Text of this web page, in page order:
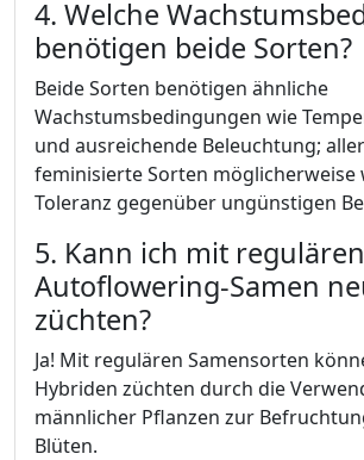
4. Welche
benötigen beide Sorten?
Beide Sorten benötigen ähnliche
Wachstumsbedingungen wie
und ausreichende Beleuchtung;
feminisierte Sorten möglicherweise
Toleranz gegenüber ungünstigen
5. Kann ich mit regulären
Autoflowering-Samen
züchten?
Ja! Mit regulären Samensorten
Hybriden züchten durch die
männlicher Pflanzen zur
Blüten.